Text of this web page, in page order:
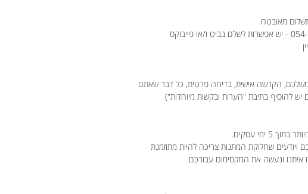
משלכם, הקדשה אישית, בדיחה פרטית, כל דבר שאתם
יש להוסיף בתיבת "הערות ובקשות מיוחדות")
ימי עסקים.
ויודעים שחלוקת המתנות צריכה להיות מתוזמנת